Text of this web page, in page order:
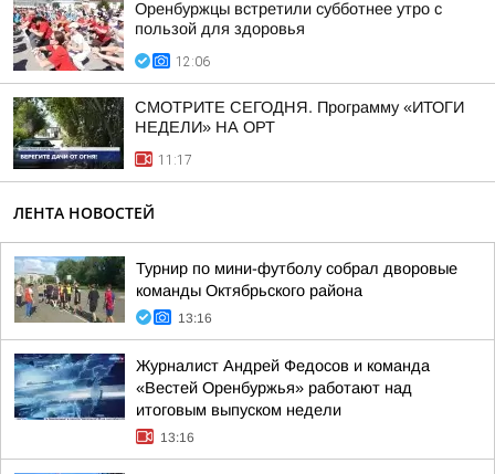
Оренбуржцы встретили субботнее утро с
пользой для здоровья
12:06
СМОТРИТЕ СЕГОДНЯ. Программу «ИТОГИ
НЕДЕЛИ» НА ОРТ
11:17
ЛЕНТА НОВОСТЕЙ
Турнир по мини-футболу собрал дворовые
команды Октябрьского района
13:16
Журналист Андрей Федосов и команда
«Вестей Оренбуржья» работают над
итоговым выпуском недели
13:16